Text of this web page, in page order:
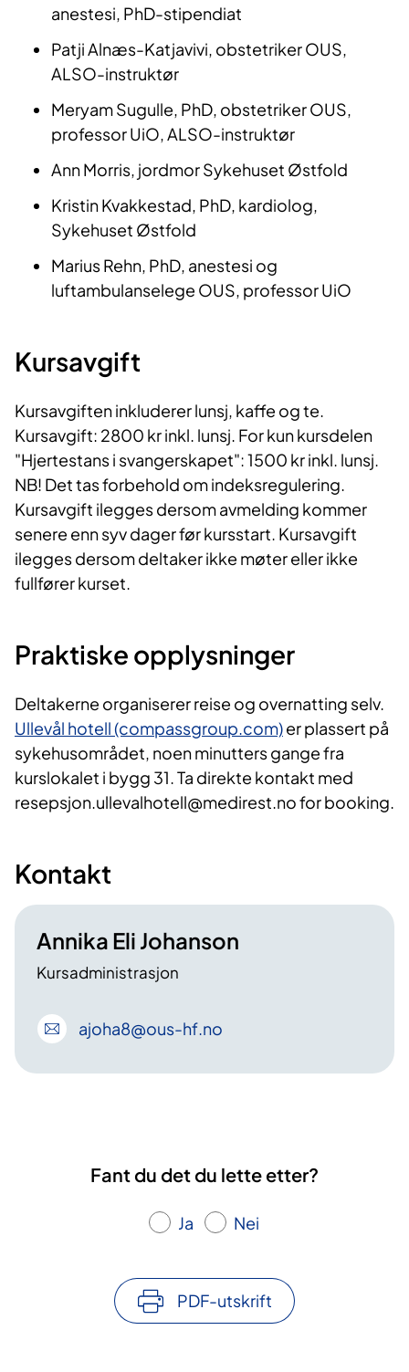
anestesi, PhD-stipendiat
Patji Alnæs-Katjavivi, obstetriker OUS,
ALSO-instruktør
Meryam Sugulle, PhD, obstetriker OUS,
professor UiO, ALSO-instruktør
Ann Morris, jordmor Sykehuset Østfold
Kristin Kvakkestad, PhD, kardiolog,
Sykehuset Østfold
Marius Rehn, PhD, anestesi og
luftambulanselege OUS, professor UiO
Kursavgift
Kursavgiften inkluderer lunsj, kaffe og te.
Kursavgift: 2800 kr inkl. lunsj. For kun kursdelen
"Hjertestans i svangerskapet": 1500 kr inkl. lunsj.
NB! Det tas forbehold om indeksregulering.
Kursavgift ilegges dersom avmelding kommer
senere enn syv dager før kursstart. Kursavgift
ilegges dersom deltaker ikke møter eller ikke
fullfører kurset.
Praktiske opplysninger
Deltakerne organiserer reise og overnatting selv.
Ullevål hotell (compassgroup.com)er plassert på
sykehusområdet, noen minutters gange fra
kurslokalet i bygg 31. Ta direkte kontakt med
resepsjon.ullevalhotell@medirest.no for booking.
Kontakt
Annika Eli Johanson
Kursadministrasjon
ajoha8@ous-hf.no
Fant du det du lette etter?
Ja Nei
PDF-utskrift